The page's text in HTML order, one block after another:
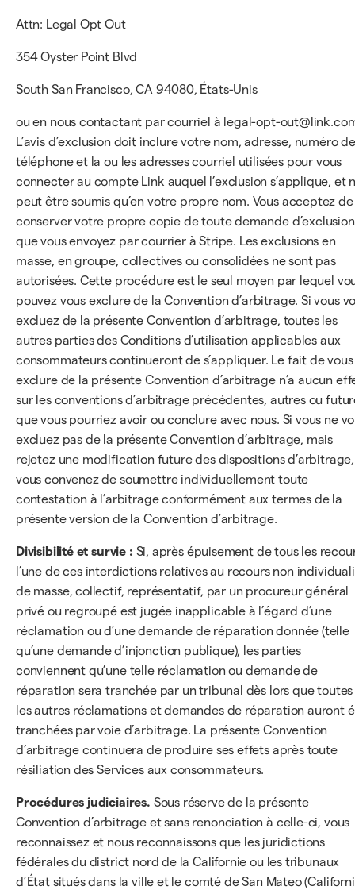
Attn: Legal Opt Out
354 Oyster Point Blvd
South San Francisco, CA 94080, États-Unis
ou en nous contactant par courriel à legal-opt-
L’avis d’exclusion doit inclure votre nom, adresse, numéro
téléphone et la ou les adresses courriel utilisées pour vous
connecter au compte Link auquel l’exclusion s’applique, et
peut être soumis qu’en votre propre nom. Vous acceptez de
conserver votre propre copie de toute demande d’exclusion
que vous envoyez par courrier à Stripe. Les exclusions en
masse, en groupe, collectives ou consolidées ne sont pas
autorisées. Cette procédure est le seul moyen par lequel
pouvez vous exclure de la Convention d’arbitrage. Si vous
excluez de la présente Convention d’arbitrage, toutes les
autres parties des Conditions d’utilisation applicables aux
consommateurs continueront de s’appliquer. Le fait de vous
exclure de la présente Convention d’arbitrage n’a aucun
sur les conventions d’arbitrage précédentes, autres ou
que vous pourriez avoir ou conclure avec nous. Si vous ne
excluez pas de la présente Convention d’arbitrage, mais
rejetez une modification future des dispositions d’arbitrage,
vous convenez de soumettre individuellement toute
contestation à l’arbitrage conformément aux termes de la
présente version de la Convention d’arbitrage.
Divisibilité et survie : Si, après épuisement de tous les
l’une de ces interdictions relatives au recours non
de masse, collectif, représentatif, par un procureur général
privé ou regroupé est jugée inapplicable à l’égard d’une
réclamation ou d’une demande de réparation donnée (telle
qu’une demande d’injonction publique), les parties
conviennent qu’une telle réclamation ou demande de
réparation sera tranchée par un tribunal dès lors que toutes
les autres réclamations et demandes de réparation auront
tranchées par voie d’arbitrage. La présente Convention
d’arbitrage continuera de produire ses effets après toute
résiliation des Services aux consommateurs.
Procédures judiciaires. Sous réserve de la présente
Convention d’arbitrage et sans renonciation à celle-ci, vous
reconnaissez et nous reconnaissons que les juridictions
fédérales du district nord de la Californie ou les tribunaux
d’État situés dans la ville et le comté de San Mateo